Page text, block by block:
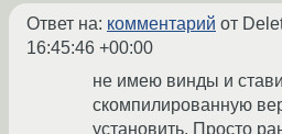
Ответ на: комментарий от
16:45:46 +00:00
не имею винды и
скомпилированную
установить. Просто